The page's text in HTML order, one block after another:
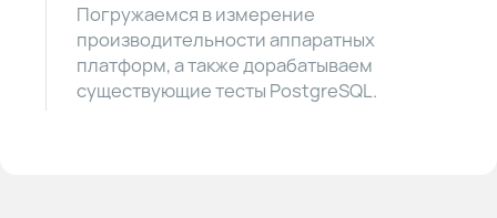
Погружаемся в измерение
производительности аппаратных
платформ, а также дорабатываем
существующие тесты PostgreSQL.